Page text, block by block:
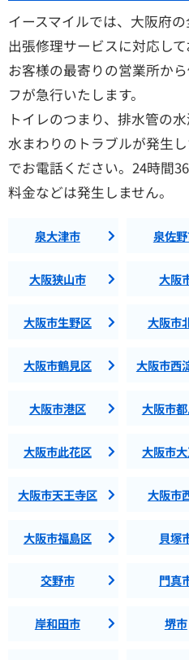
イースマイルでは、大阪府
出張修理サービスに対応して
お客様の最寄りの営業所か
フが急行いたします。
トイレのつまり、排水管の
水まわりのトラブルが発生
でお電話ください。24時間
料金などは発生しません。
泉大津市 泉佐
大阪狭山市 大阪
大阪市生野区 大阪市
大阪市鶴見区 大阪市西
大阪市港区 大阪市
大阪市此花区 大阪市
大阪市天王寺区 大阪市
大阪市福島区 貝塚
交野市 門真
岸和田市 堺市